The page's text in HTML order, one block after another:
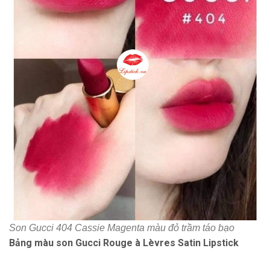
Son Gucci 401 Three Wise Girls màu hồng san hô nữ tính
10. Son Gucci 404 Cassie Magenta
Đắm mình trong những lớpson Gucci 404hồng dâu sang
chảnh.
Son Gucci màu Cassie Magentagây choáng
ngợp với vẻ đẹp kiêu sa như những trái dâu tằm chín
mọng. Hơn nữa, em nó cũng mang đến vẻ đẹp gợi cảm
của những quý cô Gucci.